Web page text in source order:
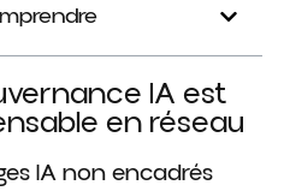
IA est
en réseau
IA non encadrés